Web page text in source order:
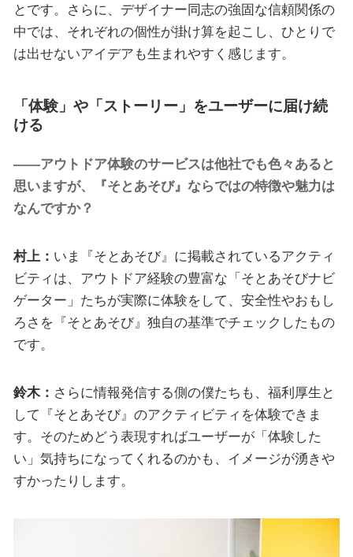
とです。さらに、デザイナー同志の強固な信頼関係の
中では、それぞれの個性が掛け算を起こし、ひとりで
は出せないアイデアも生まれやすく感じます。
「体験」や「ストーリー」をユーザーに届け続
ける
――アウトドア体験のサービスは他社でも色々あると
思いますが、『そとあそび』ならではの特徴や魅力は
なんですか？
村上： いま『そとあそび』に掲載されているアクティ
ビティは、アウトドア経験の豊富な「そとあそびナビ
ゲーター」たちが実際に体験をして、安全性やおもし
ろさを『そとあそび』独自の基準でチェックしたもの
です。
鈴木： さらに情報発信する側の僕たちも、福利厚生と
して『そとあそび』のアクティビティを体験できま
す。そのためどう表現すればユーザーが「体験した
い」気持ちになってくれるのかも、イメージが湧きや
すかったりします。